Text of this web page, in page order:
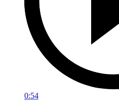
0:54